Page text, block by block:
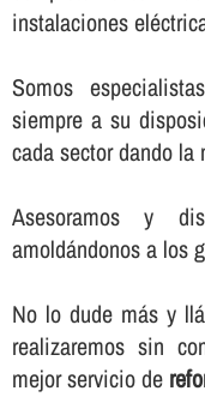
instalaciones
Somos
siempre a su
cada sector dando la
Asesoramos y
amoldándonos a los
No lo dude más y
realizaremos sin
mejor servicio de